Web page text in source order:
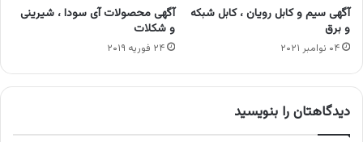
آگهی سیم و کابل رویان ، کابل شبکه
و برق
۰۴ نوامبر ۲۰۲۱
آگهی محصولات آی سودا ، شیرینی
و شکلات
۲۴ فوریه ۲۰۱۹
دیدگاهتان را بنویسید